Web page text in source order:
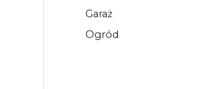
Garaż
Ogród